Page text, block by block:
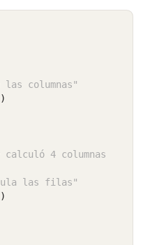
columnas"
4 columnas
las filas"